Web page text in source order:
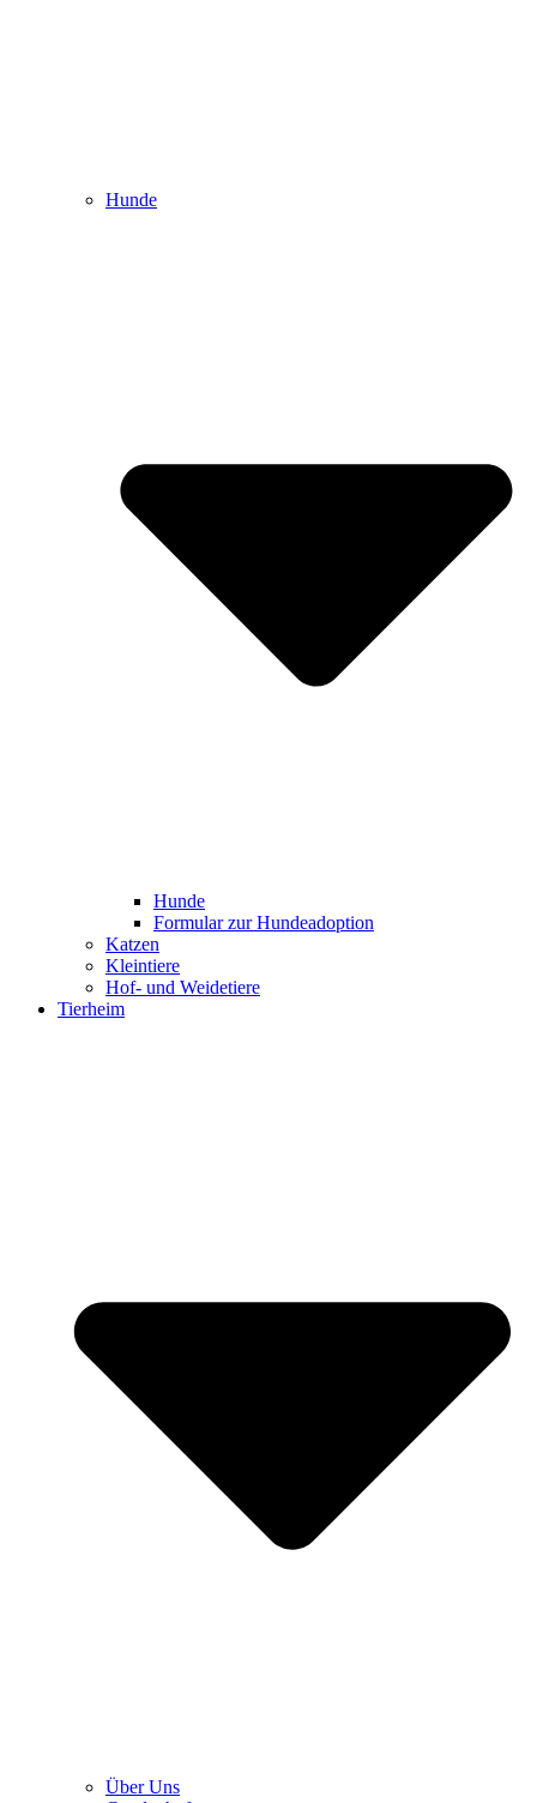
Hunde
Hunde
Formular zur Hundeadoption
Katzen
Kleintiere
Hof- und Weidetiere
Tierheim
Über Uns